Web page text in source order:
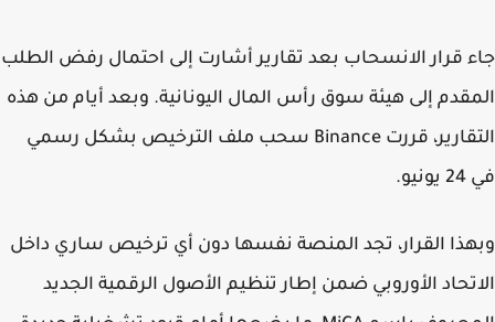
قرار الانسحاب بعد تقارير أشارت إلى احتمال رفض الطلب
إلى هيئة سوق رأس المال اليونانية. وبعد أيام من هذه
التقارير، قررت Binance سحب ملف الترخيص بشكل رسمي
القرار، تجد المنصة نفسها دون أي ترخيص ساري داخل
الأوروبي ضمن إطار تنظيم الأصول الرقمية الجديد